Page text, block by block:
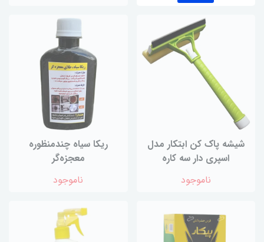
شیشه پاک کن ابتکار مدل
اسپری دار سه کاره
ناموجود
ریکا سیاه چندمنظوره
معجزه‌گر
ناموجود